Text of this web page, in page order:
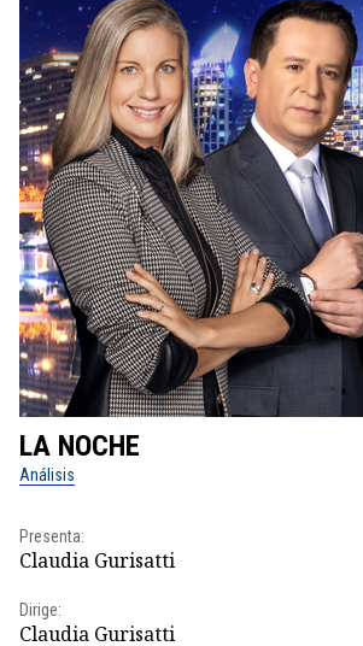
LA NOCHE
Análisis
Presenta:
Claudia Gurisatti
Dirige:
Claudia Gurisatti